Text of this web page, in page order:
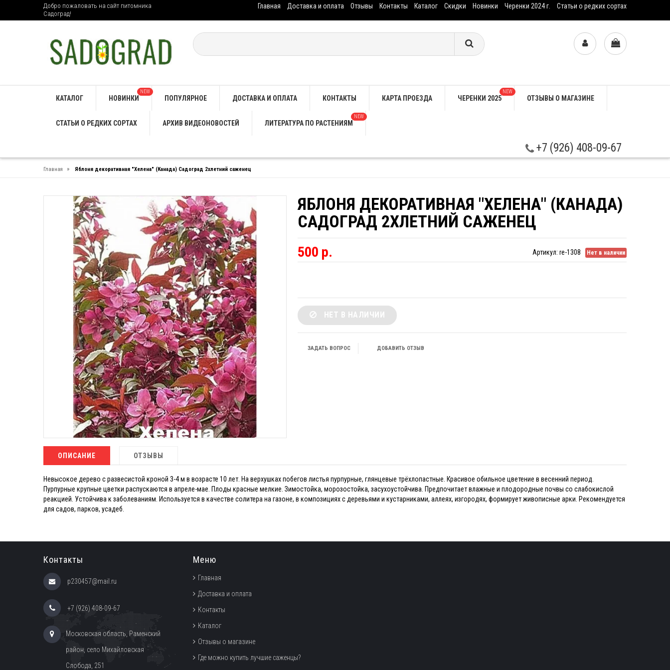
Добро пожаловать на сайт питомника
Садоград!
Главная Доставка и оплата Отзывы Контакты Каталог Скидки Новинки Черенки 2024 г. Статьи о редких сортах
КАТАЛОГ НОВИНКИ
NEW
ПОПУЛЯРНОЕ ДОСТАВКА И ОПЛАТА КОНТАКТЫ КАРТА ПРОЕЗДА ЧЕРЕНКИ 2025
NEW
ОТЗЫВЫ О МАГАЗИНЕ
СТАТЬИ О РЕДКИХ СОРТАХ АРХИВ ВИДЕОНОВОСТЕЙ ЛИТЕРАТУРА ПО РАСТЕНИЯМ
NEW
+7 (926) 408-09-67
Главная » Яблоня декоративная "Хелена" (Канада) Садоград 2хлетний саженец
ЯБЛОНЯ ДЕКОРАТИВНАЯ "ХЕЛЕНА" (КАНАДА)
САДОГРАД 2ХЛЕТНИЙ САЖЕНЕЦ
500 р. Нет в наличии
Артикул: re-1308
НЕТ В НАЛИЧИИ
ЗАДАТЬ ВОПРОС ДОБАВИТЬ ОТЗЫВ
ОПИСАНИЕ ОТЗЫВЫ
Невысокое дерево с развесистой кроной 3-4 м в возрасте 10 лет. На верхушках побегов листья пурпурные, глянцевые трёхлопастные. Красивое обильное цветение в весенний период.
Пурпурные крупные цветки распускаются в апреле-мае. Плоды красные мелкие. Зимостойка, морозостойка, засухоустойчива. Предпочитает влажные и плодородные почвы со слабокислой
реакцией. Устойчива к заболеваниям. Используется в качестве солитера на газоне, в композициях с деревьями и кустарниками, аллеях, изгородях, формирует живописные арки. Рекомендуется
для садов, парков, усадеб.
Контакты
p230457@mail.ru
+7 (926) 408-09-67
Московская область, Раменский
район, село Михайловская
Слобода, 251
Меню
Главная
Доставка и оплата
Контакты
Каталог
Отзывы о магазине
Где можно купить лучшие саженцы?